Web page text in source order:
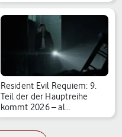
Resident Evil Requiem: 9.
Teil der der Hauptreihe
kommt 2026 – al…